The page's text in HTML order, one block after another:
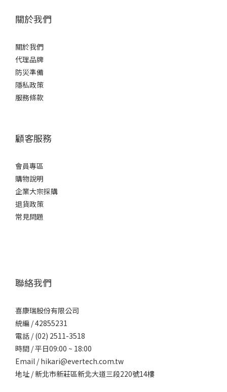
關於我們
關於我們
代理品牌
防災準備
隱私政策
服務條款
顧客服務
會員專區
購物說明
企業大宗採購
退貨政策
常見問題
聯絡我們
喜康瑞股份有限公司
統編 / 42855231
電話 / (02) 2511-3518
時間 / 平日09:00 ~ 18:00
Email / hikari@evertech.com.tw
地址 / 新北市新莊區新北大道三段220號14樓